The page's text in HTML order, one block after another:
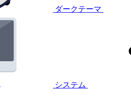
ダークテーマ
システム